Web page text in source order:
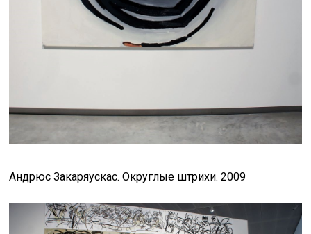
Андрюс Закаряускас. Округлые штрихи. 2009